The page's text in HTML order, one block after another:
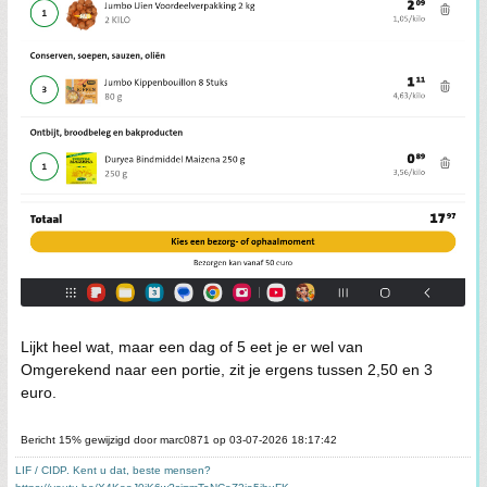
Lijkt heel wat, maar een dag of 5 eet je er wel van
Omgerekend naar een portie, zit je ergens tussen 2,50 en 3
euro.
Bericht 15% gewijzigd door marc0871 op 03-07-2026 18:17:42
LIF / CIDP. Kent u dat, beste mensen?